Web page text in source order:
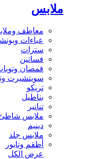
ملابس
معاطف
عباءات
سترات
فساتين
قمصان
سويتشيرت
تريكو
بناطيل
تنانير
ملابس
دينيم
ملابس جلد
أطقم وتايور
عرض الكل